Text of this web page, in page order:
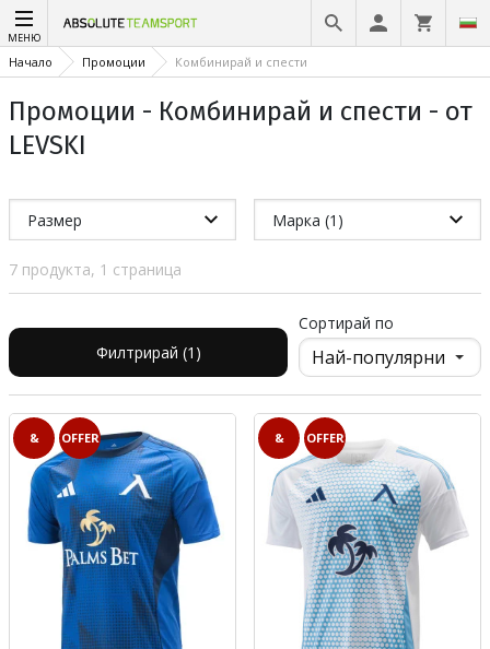
МЕНЮ
Начало Промоции Комбинирай и спести
Промоции - Комбинирай и спести - от
LEVSKI
Размер Марка (1)
7 продукта, 1 страница
Филтрирай (1)
Сортирай по
& OFFER & OFFER